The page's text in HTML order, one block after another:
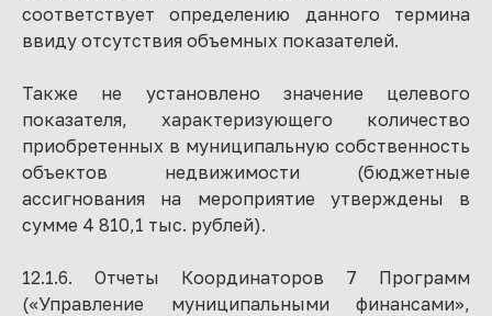
соответствует определению данного термина
ввиду отсутствия объемных показателей.
Также не установлено значение целевого
показателя, характеризующего количество
приобретенных в муниципальную собственность
объектов недвижимости (бюджетные
ассигнования на мероприятие утверждены в
сумме 4 810,1 тыс. рублей).
12.1.6. Отчеты Координаторов 7 Программ
(«Управление муниципальными финансами»,